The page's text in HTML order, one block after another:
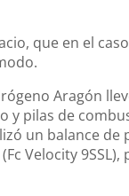
que en el
Aragón
y pilas de
un balance de
Velocity 9SSL),